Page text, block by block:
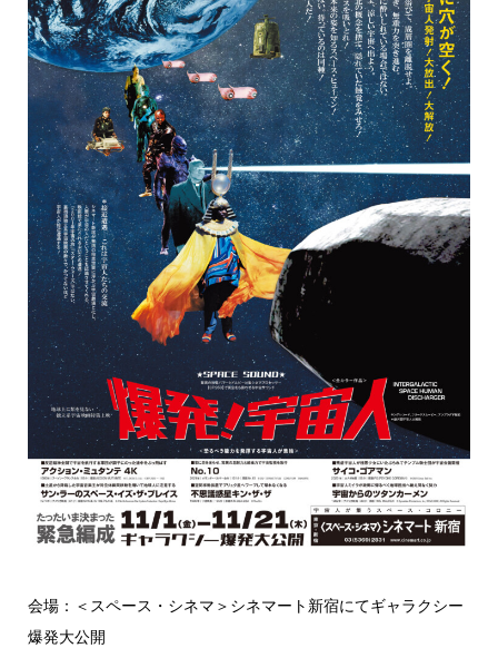
会場：＜スペース・シネマ＞シネマート新宿にてギャラクシー
爆発大公開